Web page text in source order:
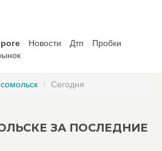
Новости Дтп
Пробки
Сегодня
ЗА ПОСЛЕДНИЕ